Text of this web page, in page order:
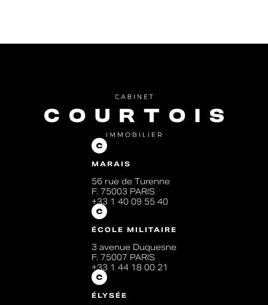
MARAIS
56 rue de Turenne
F. 75003 PARIS
+33 1 40 09 55 40
ÉCOLE MILITAIRE
3 avenue Duquesne
F. 75007 PARIS
+33 1 44 18 00 21
ÉLYSÉE